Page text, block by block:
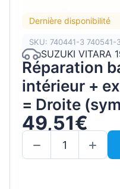
Dernière disponibilité
SKU: 740441-3 740541-
SUZUKI VITARA
Réparation
intérieur +
= Droite
Ensemble
49,51€